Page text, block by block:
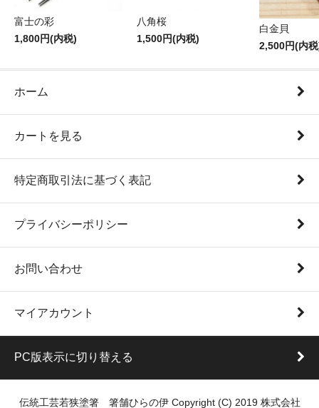
富士の彩
1,800円(内税)
八角桜
1,500円(内税)
白金貝
2,500円(内
ホーム
カートを見る
特定商取引法に基づく表記
プライバシーポリシー
お問い合わせ
マイアカウント
PC版表示に切り替える
伝統工芸若狭塗箸 箸舗ひらの伊 Copyright (C) 2019 株式会社